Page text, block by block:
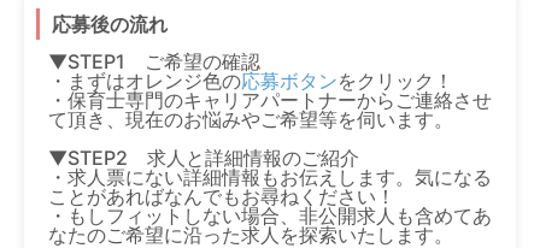
応募後の流れ
▼STEP1 ご希望の確認
・まずはオレンジ色の応募ボタンをクリック！
・保育士専門のキャリアパートナーからご連絡させ
て頂き、現在のお悩みやご希望等を伺います。
▼STEP2 求人と詳細情報のご紹介
・求人票にない詳細情報もお伝えします。気になる
ことがあればなんでもお尋ねください！
・もしフィットしない場合、非公開求人も含めてあ
なたのご希望に沿った求人を探索いたします。